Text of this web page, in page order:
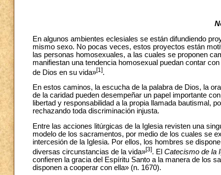
En algunos ambientes eclesiales se están difundiendo
mismo sexo. No pocas veces, estos proyectos están
las personas homosexuales, a las cuales se proponen
manifiestan una tendencia homosexual puedan contar
de Dios en su vida»[1].
En estos caminos, la escucha de la palabra de Dios, la
de la caridad pueden desempeñar un papel importante
libertad y responsabilidad a la propia llamada bautismal,
rechazando toda discriminación injusta.
Entre las acciones litúrgicas de la Iglesia revisten una
modelo de los sacramentos, por medio de los cuales se
intercesión de la Iglesia. Por ellos, los hombres se
diversas circunstancias de la vida»[3]. El Catecismo de la
confieren la gracia del Espíritu Santo a la manera de los
disponen a cooperar con ella» (n. 1670).